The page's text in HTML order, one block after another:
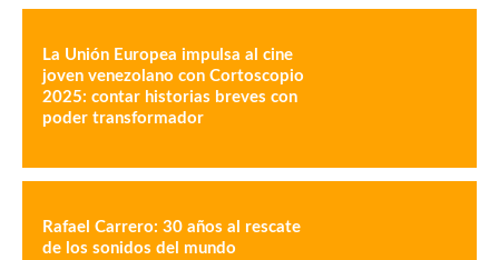
La Unión Europea impulsa al cine
joven venezolano con Cortoscopio
2025: contar historias breves con
poder transformador
Rafael Carrero: 30 años al rescate
de los sonidos del mundo